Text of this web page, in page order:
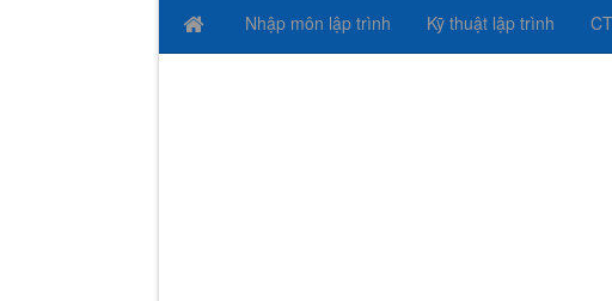
Nhập môn lập trình Kỹ thuật lập trình